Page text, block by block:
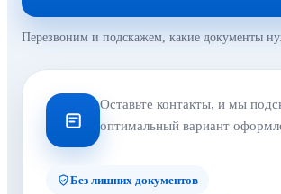
Перезвоним и подскажем, какие документы
Оставьте контакты, и мы
оптимальный вариант
Без лишних документов